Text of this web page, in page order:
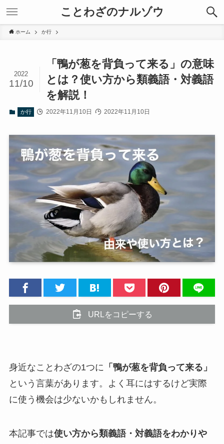
ことわざのナルゾウ
ホーム か行
「鴨が葱を背負って来る」の意味
とは？使い方から類義語・対義語
を解説！
2022
11/10
か行 2022年11月10日 2022年11月10日
URLをコピーする
身近なことわざの1つに 「鴨が葱を背負って来る」
という言葉があります。よく耳にはするけど実際
に使う機会は少ないかもしれません。
本記事では使い方から類義語・対義語をわかりや